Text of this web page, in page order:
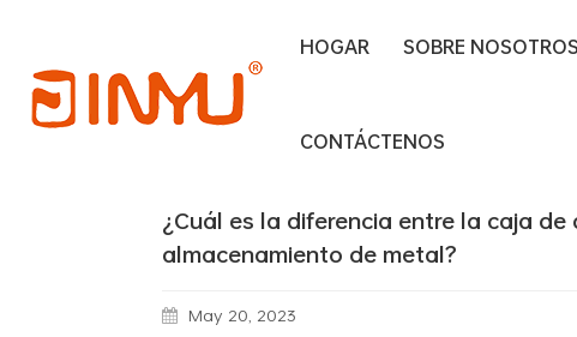
HOGAR SOBRE NOSOTROS
CONTÁCTENOS
Hogar
¿Cuál es la diferencia entre la caja
almacenamiento de metal?
May 20, 2023